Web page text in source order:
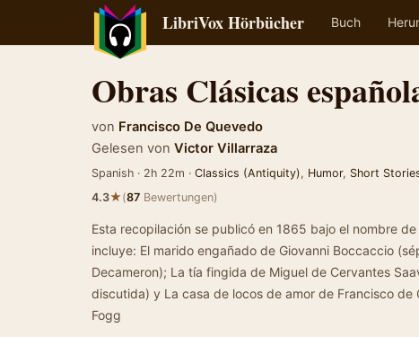
LibriVox Hörbücher Buch
Obras Clásicas
von Francisco De Quevedo
Gelesen von Victor Villarraza
Spanish · 2h 22m · Classics (Antiquity), Humor, Short
4.3★(87 Bewertungen)
Esta recopilación se publicó en 1865 bajo el nombre
incluye: El marido engañado de Giovanni Boccaccio
Decameron); La tía fingida de Miguel de Cervantes
discutida) y La casa de locos de amor de Francisco de
Fogg